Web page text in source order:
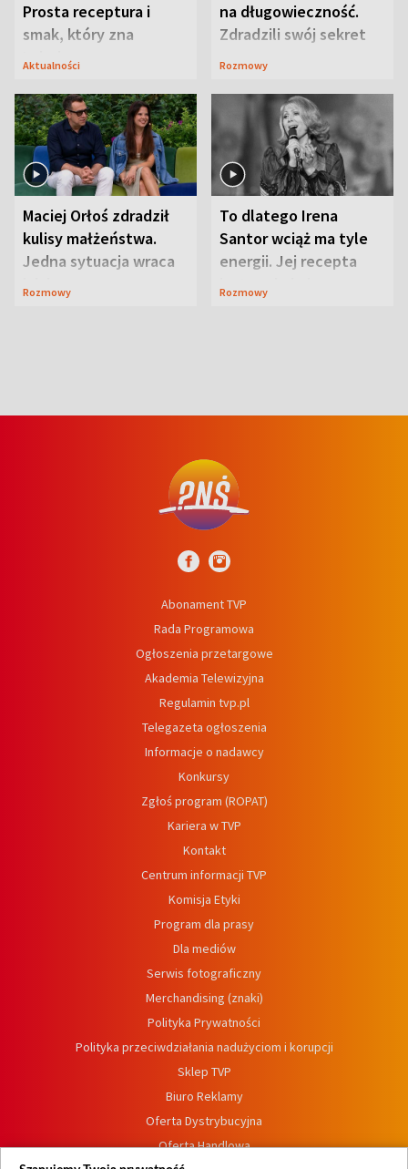
Prosta receptura i
smak, który zna
Lubelszczyzna
Aktualności
na długowieczność.
Zdradzili swój sekret
Rozmowy
Maciej Orłoś zdradził
kulisy małżeństwa.
Jedna sytuacja wraca
jak bumerang
Rozmowy
To dlatego Irena
Santor wciąż ma tyle
energii. Jej recepta
jest zaskakująco
Rozmowy
Abonament TVP
Rada Programowa
Ogłoszenia przetargowe
Akademia Telewizyjna
Regulamin tvp.pl
Telegazeta ogłoszenia
Informacje o nadawcy
Konkursy
Zgłoś program (ROPAT)
Kariera w TVP
Kontakt
Centrum informacji TVP
Komisja Etyki
Program dla prasy
Dla mediów
Serwis fotograficzny
Merchandising (znaki)
Polityka Prywatności
Polityka przeciwdziałania nadużyciom i korupcji
Sklep TVP
Biuro Reklamy
Oferta Dystrybucyjna
Oferta Handlowa